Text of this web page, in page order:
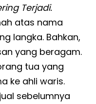
Terjadi.
atas nama
langka. Bahkan,
yang beragam.
tua yang
ke ahli waris.
sebelumnya